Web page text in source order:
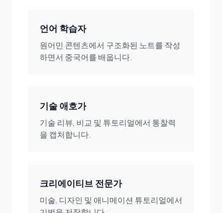
언어 학습자
원어민 콘텐츠에서 구조화된 노트를 작성
하면서 중국어를 배웁니다.
기술 애호가
기술 리뷰, 비교 및 튜토리얼에서 통찰력
을 캡처합니다.
크리에이티브 전문가
미술, 디자인 및 애니메이션 튜토리얼에서